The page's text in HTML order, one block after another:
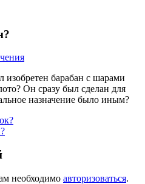
изобретен барабан с шарами
Он сразу был сделан для
назначение было иным?
необходимо авторизоваться.